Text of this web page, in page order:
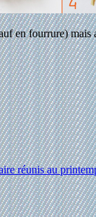
en fourrure)
réunis au